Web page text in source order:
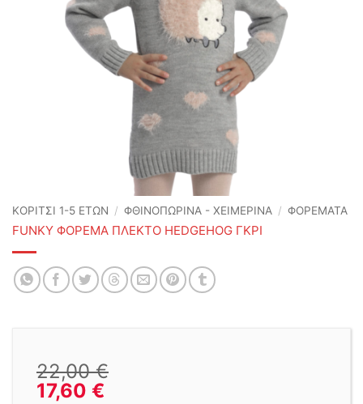
ΚΟΡΙΤΣΙ 1-5 ΕΤΩΝ / ΦΘΙΝΟΠΩΡΙΝΆ - ΧΕΙΜΕΡΙΝΆ / ΦΟΡΕΜΑΤΑ
FUNKY ΦΟΡΕΜΑ ΠΛΕΚΤΟ HEDGEHOG ΓΚΡΙ
22,00€
17,60 €